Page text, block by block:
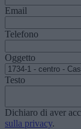
Email
Telefono
Oggetto
Testo
Dichiaro di aver
sulla privacy.